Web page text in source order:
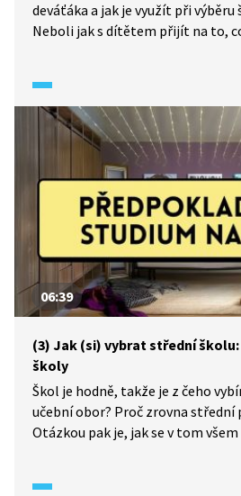
deváťáka a jak je využít při výběru
Neboli jak s dítětem přijít na to,
06:39
(3) Jak (si) vybrat střední
školy
Škol je hodně, takže je z čeho
učební obor? Proč zrovna střední
Otázkou pak je, jak se v tom